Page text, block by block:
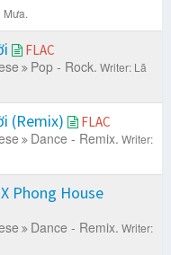
Mưa.
FLAC
Pop - Rock. Writer: Lã
(Remix) FLAC
Dance - Remix. Writer:
Phong House
Dance - Remix. Writer: